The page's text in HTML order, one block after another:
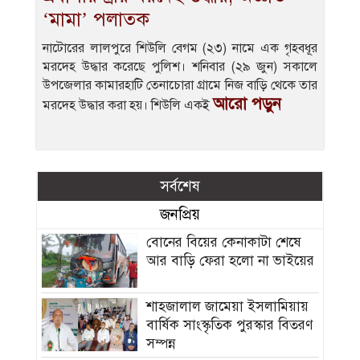
‘মামা’ পলাতক
নাটোরের লালপুরে শিউলি বেগম (২৩) নামে এক গৃহবধূর
মরদেহ উদ্ধার করেছে পুলিশ। শনিবার (২৯ জুন) সকালে
উপজেলার কামারহাটি তেনাচোরা গ্রামে নিজ বাড়ি থেকে তার
মরদেহ উদ্ধার করা হয়। শিউলি একই আরো পড়ুন
সর্বশেষ
জনপ্রিয়
বোনের বিয়ের কেনাকাটা শেষে
আর বাড়ি ফেরা হলো না ভাইয়ের
শাহজালাল জামেয়া ইসলামিয়ায়
বার্ষিক সাংস্কৃতিক পুরস্কার বিতরণ
সম্পন্ন